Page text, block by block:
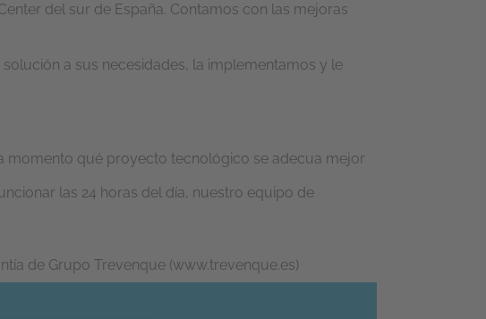
del sur de España. Contamos con las mejoras
a sus necesidades, la implementamos y le
momento qué proyecto tecnológico se adecua mejor
las 24 horas del día, nuestro equipo de
de Grupo Trevenque (www.trevenque.es)